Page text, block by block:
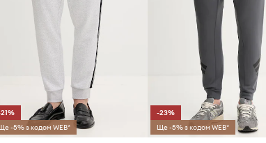
-5% з кодом WEB*
-23%
Ще -5% з кодом WEB*